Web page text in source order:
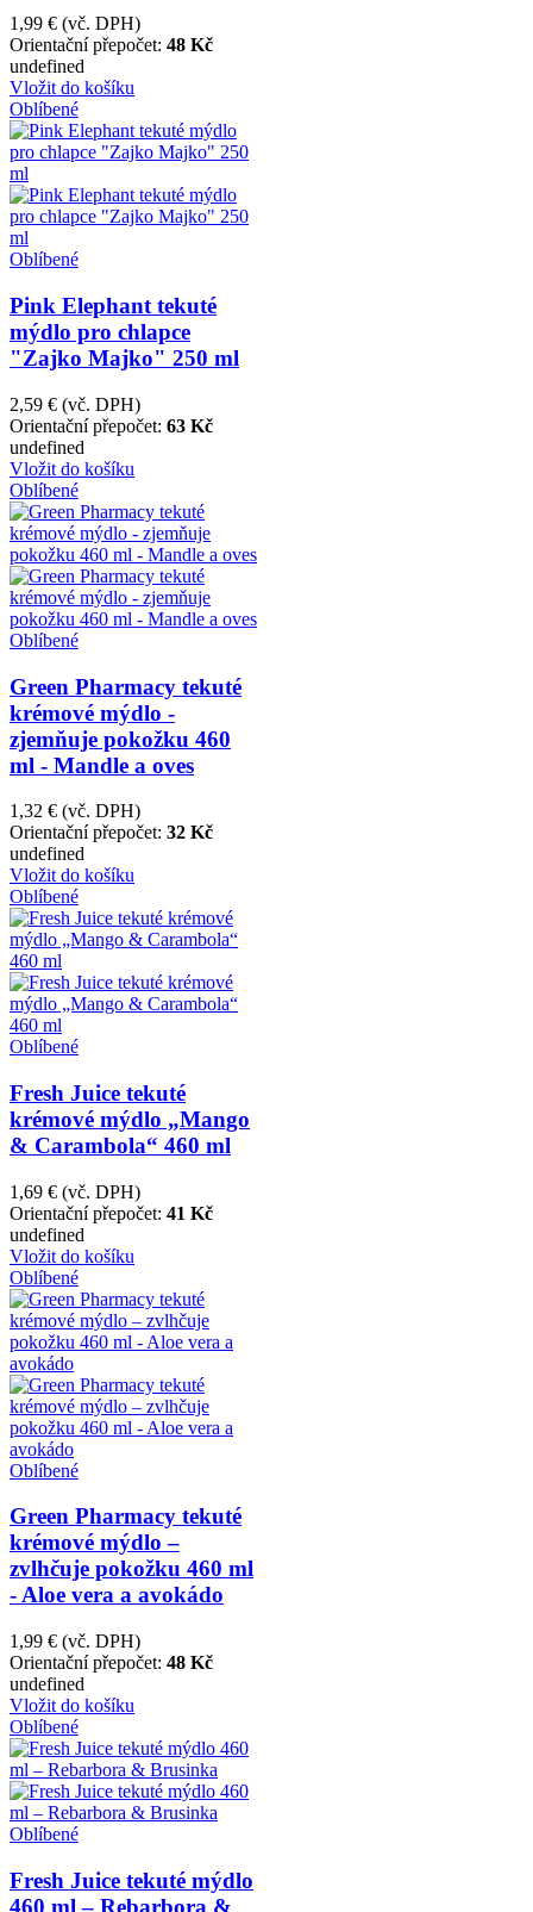
1,99 € (vč. DPH)
Orientační přepočet: 48 Kč
undefined
Vložit do košíku
Oblíbené
Oblíbené
Pink Elephant tekuté
mýdlo pro chlapce
"Zajko Majko" 250 ml
2,59 € (vč. DPH)
Orientační přepočet: 63 Kč
undefined
Vložit do košíku
Oblíbené
Oblíbené
Green Pharmacy tekuté
krémové mýdlo -
zjemňuje pokožku 460
ml - Mandle a oves
1,32 € (vč. DPH)
Orientační přepočet: 32 Kč
undefined
Vložit do košíku
Oblíbené
Oblíbené
Fresh Juice tekuté
krémové mýdlo „Mango
& Carambola“ 460 ml
1,69 € (vč. DPH)
Orientační přepočet: 41 Kč
undefined
Vložit do košíku
Oblíbené
Oblíbené
Green Pharmacy tekuté
krémové mýdlo –
zvlhčuje pokožku 460 ml
- Aloe vera a avokádo
1,99 € (vč. DPH)
Orientační přepočet: 48 Kč
undefined
Vložit do košíku
Oblíbené
Oblíbené
Fresh Juice tekuté mýdlo
460 ml – Rebarbora &